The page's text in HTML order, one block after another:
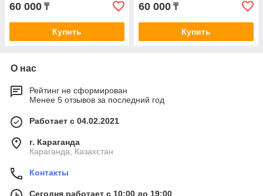
60 000 ₸
Купить
60 000 ₸
Купить
О нас
Рейтинг не сформирован
Менее 5 отзывов за последний год
Работает с 04.02.2021
г. Караганда
Караганда, Казахстан
Контакты
Сегодня работает с 10:00 до 19:00